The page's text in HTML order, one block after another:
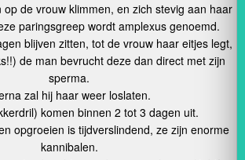
op de vrouw klimmen, en zich stevig aan haar
paringsgreep wordt amplexus genoemd.
blijven zitten, tot de vrouw haar eitjes legt,
de man bevrucht deze dan direct met zijn
sperma.
zal hij haar weer loslaten.
komen binnen 2 tot 3 dagen uit.
opgroeien is tijdverslindend, ze zijn enorme
kannibalen.